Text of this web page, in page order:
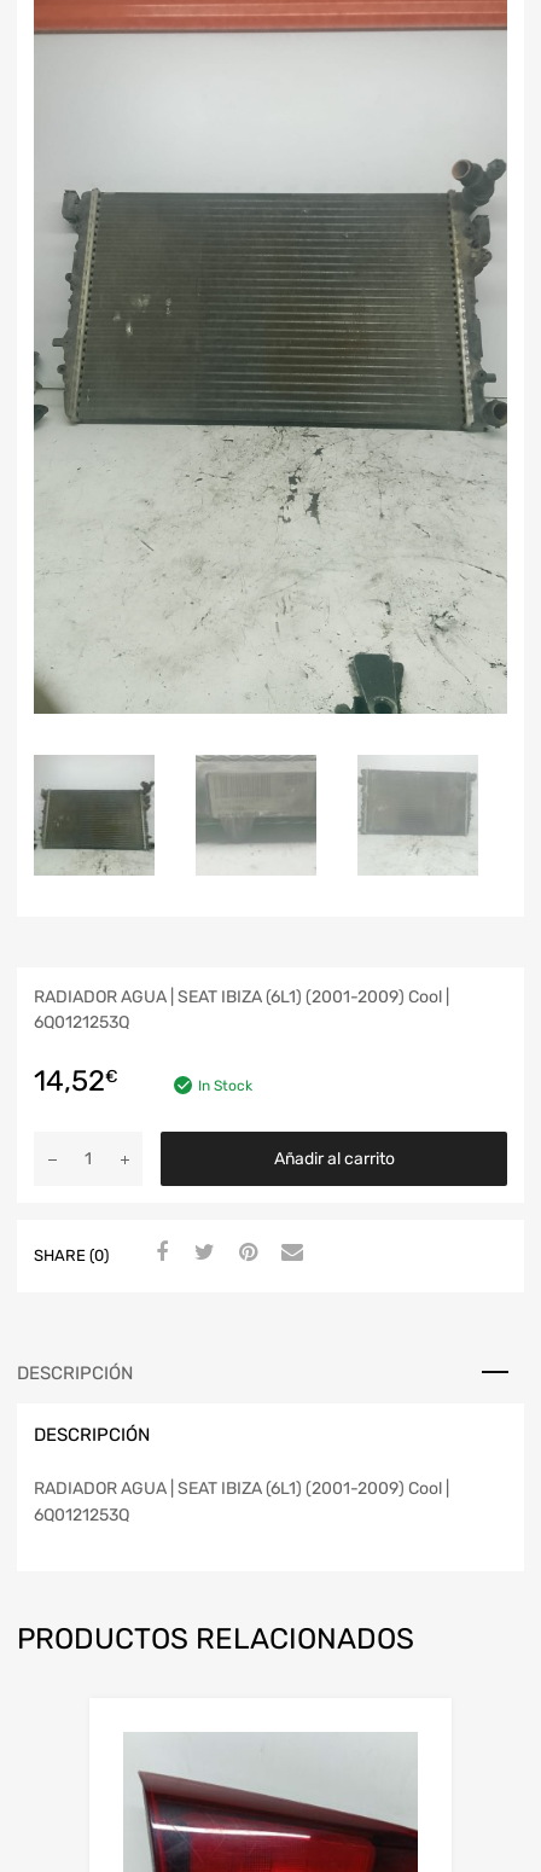
RADIADOR AGUA | SEAT IBIZA (6L1) (2001-2009) Cool |
6Q0121253Q
14,52€ In Stock
Añadir al carrito
SHARE (0)
DESCRIPCIÓN
DESCRIPCIÓN
RADIADOR AGUA | SEAT IBIZA (6L1) (2001-2009) Cool |
6Q0121253Q
PRODUCTOS RELACIONADOS